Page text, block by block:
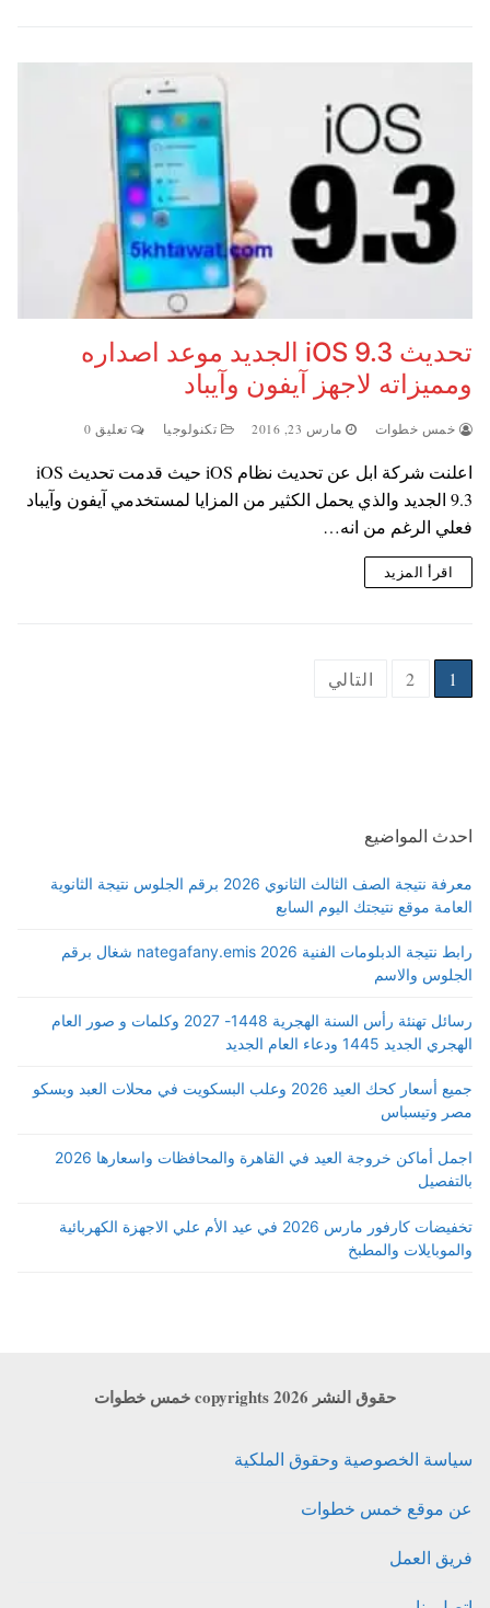
تحديث iOS 9.3 الجديد موعد اصداره
ومميزاته لاجهز آيفون وآيباد
خمس خطوات مارس 23, 2016 تكنولوجيا تعليق 0
اعلنت شركة ابل عن تحديث نظام iOS حيث قدمت تحديث iOS
9.3 الجديد والذي يحمل الكثير من المزايا لمستخدمي آيفون وآيباد
فعلي الرغم من انه…
اقرأ المزيد
Posts
1
2 التالي
احدث المواضيع
معرفة نتيجة الصف الثالث الثانوي 2026 برقم الجلوس نتيجة الثانوية
العامة موقع نتيجتك اليوم السابع
رابط نتيجة الدبلومات الفنية 2026 nategafany.emis شغال برقم
الجلوس والاسم
رسائل تهنئة رأس السنة الهجرية 1448- 2027 وكلمات و صور العام
الهجري الجديد 1445 ودعاء العام الجديد
جميع أسعار كحك العيد 2026 وعلب البسكويت في محلات العبد وبسكو
مصر وتيسباس
اجمل أماكن خروجة العيد في القاهرة والمحافظات واسعارها 2026
بالتفصيل
تخفيضات كارفور مارس 2026 في عيد الأم علي الاجهزة الكهربائية
والموبايلات والمطبخ
حقوق النشر copyrights 2026 خمس خطوات
سياسة الخصوصية وحقوق الملكية
عن موقع خمس خطوات
فريق العمل